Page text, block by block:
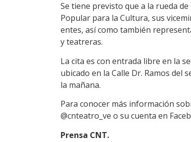
Se tiene previsto que a la rueda
Popular para la Cultura, sus
entes, así como también
y teatreras.
La cita es con entrada libre en la
ubicado en la Calle Dr. Ramos del
la mañana.
Para conocer más información
@cnteatro_ve o su cuenta en
Prensa CNT.